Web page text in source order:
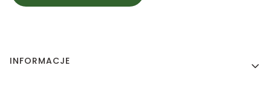
Linki w stopce
INFORMACJE